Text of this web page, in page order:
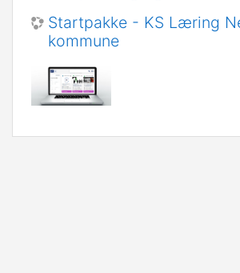
Startpakke - KS Læring
kommune